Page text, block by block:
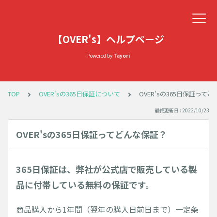
【OVER's】ヘルプページ
Powered by Tayori
TOP OVER'sの365日保証について OVER'sの365日保証ってど
最終更新日 : 2022/10/23
OVER'sの365日保証ってどんな保証？
365日保証は、弊社が公式店で販売している製
品に付帯している無料の保証です。
商品購入から1年間（翌年の購入日前日まで）一定条